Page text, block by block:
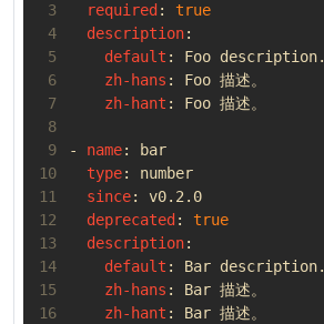
3
required :
true
4
description:
5
default :
Foo description.
6
zh-hans :
Foo 描述。
7
zh-hant :
Foo 描述。
8
9
- name:
bar
10
type:
number
11
since:
v0.2.0
12
deprecated :
true
13
description:
14
default :
Bar description.
15
zh-hans :
Bar 描述。
16
zh-hant :
Bar 描述。